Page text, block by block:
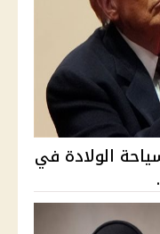
الولادة في